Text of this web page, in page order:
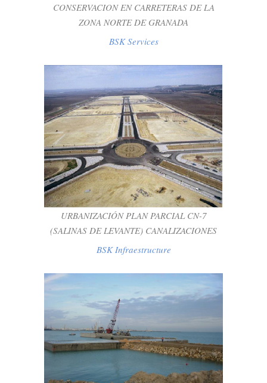
CONSERVACION EN CARRETERAS DE LA
ZONA NORTE DE GRANADA
BSK Services
URBANIZACIÓN PLAN PARCIAL CN-7
(SALINAS DE LEVANTE)
CANALIZACIONES
BSK Infraestructure
URBANIZACIÓN PLAN PARCIAL CN-7
(SALINAS DE LEVANTE) CANALIZACIONES
BSK Infraestructure
AMPLIACION MUELLE EN FACTORIA DE
DRAGADOS OFF SHORE